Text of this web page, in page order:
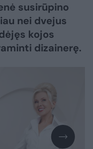
susirūpino
nei dvejus
kojos
dizainerę.